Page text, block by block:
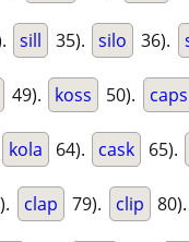
sill 35). silo 36).
49). koss 50). caps
kola 64). cask 65).
clap 79). clip 80).